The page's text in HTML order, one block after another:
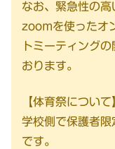
なお、緊急性の高
zoomを使ったオ
トミーティング
おります。
【体育祭について
学校側で保護者
です。